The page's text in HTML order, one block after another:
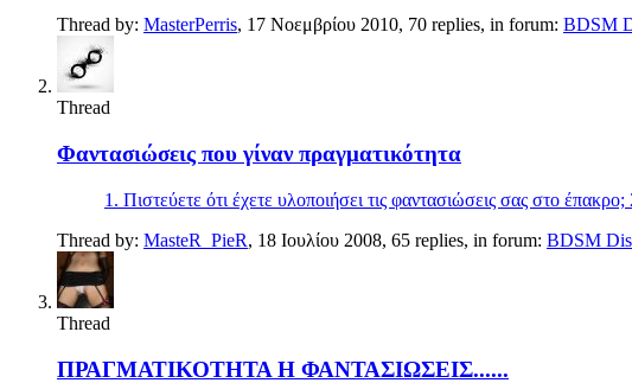
Thread by: MasterPerris, 17 Νοεμβρίου 2010, 70 replies, in forum: BDSM
Thread
Φαντασιώσεις που γίναν πραγματικότητα
1. Πιστεύετε ότι έχετε υλοποιήσει τις φαντασιώσεις σας στο
Thread by: MasteR_PieR, 18 Ιουλίου 2008, 65 replies, in forum: BDSM
Thread
ΠΡΑΓΜΑΤΙΚΟΤΗΤΑ Η ΦΑΝΤΑΣΙΩΣΕΙΣ......